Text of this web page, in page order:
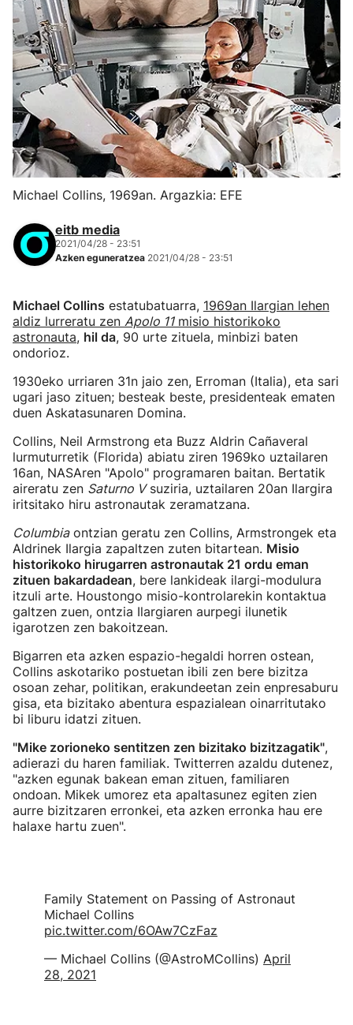
Michael Collins, 1969an. Argazkia: EFE
eitb media
2021/04/28 - 23:51
Azken eguneratzea 2021/04/28 - 23:51
Michael Collins estatubatuarra, 1969an Ilargian lehen
aldiz lurreratu zen Apolo 11misio historikoko
astronauta, hil da, 90 urte zituela, minbizi baten
ondorioz.
1930eko urriaren 31n jaio zen, Erroman (Italia), eta sari
ugari jaso zituen; besteak beste, presidenteak ematen
duen Askatasunaren Domina.
Collins, Neil Armstrong eta Buzz Aldrin Cañaveral
lurmuturretik (Florida) abiatu ziren 1969ko uztailaren
16an, NASAren "Apolo" programaren baitan. Bertatik
aireratu zen Saturno Vsuziria, uztailaren 20an Ilargira
iritsitako hiru astronautak zeramatzana.
Columbiaontzian geratu zen Collins, Armstrongek eta
Aldrinek Ilargia zapaltzen zuten bitartean. Misio
historikoko hirugarren astronautak 21 ordu eman
zituen bakardadean, bere lankideak ilargi-modulura
itzuli arte. Houstongo misio-kontrolarekin kontaktua
galtzen zuen, ontzia Ilargiaren aurpegi ilunetik
igarotzen zen bakoitzean.
Bigarren eta azken espazio-hegaldi horren ostean,
Collins askotariko postuetan ibili zen bere bizitza
osoan zehar, politikan, erakundeetan zein enpresaburu
gisa, eta bizitako abentura espazialean oinarritutako
bi liburu idatzi zituen.
"Mike zorioneko sentitzen zen bizitako bizitzagatik",
adierazi du haren familiak. Twitterren azaldu dutenez,
"azken egunak bakean eman zituen, familiaren
ondoan. Mikek umorez eta apaltasunez egiten zien
aurre bizitzaren erronkei, eta azken erronka hau ere
halaxe hartu zuen".
Family Statement on Passing of Astronaut
Michael Collins
pic.twitter.com/6OAw7CzFaz
— Michael Collins (@AstroMCollins) April
28, 2021